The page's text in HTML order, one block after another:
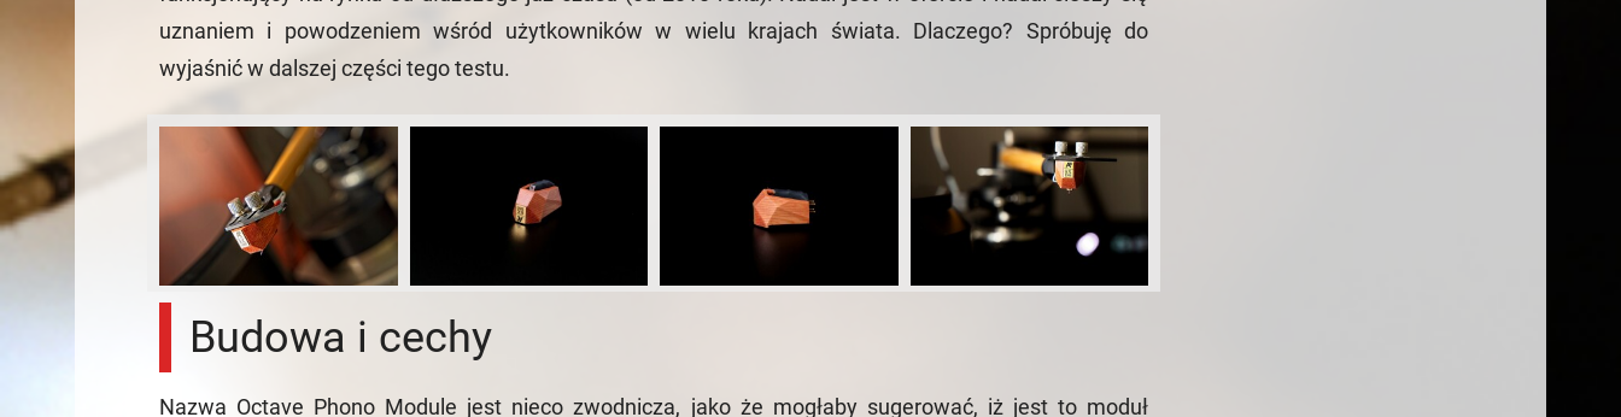
uznaniem i powodzeniem wśród użytkowników w wielu krajach świata. Dlaczego? Spróbuję do
wyjaśnić w dalszej części tego testu.
Budowa i cechy
Nazwa Octave Phono Module jest nieco zwodnicza, jako że mogłaby sugerować, iż jest to moduł